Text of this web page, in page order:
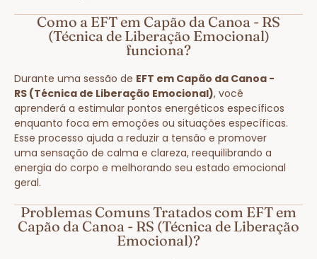
Como a EFT em Capão da Canoa - RS
(Técnica de Liberação Emocional)
funciona?
Durante uma sessão de EFT em Capão da Canoa -
RS (Técnica de Liberação Emocional), você
aprenderá a estimular pontos energéticos específicos
enquanto foca em emoções ou situações específicas.
Esse processo ajuda a reduzir a tensão e promover
uma sensação de calma e clareza, reequilibrando a
energia do corpo e melhorando seu estado emocional
geral.
Problemas Comuns Tratados com EFT em
Capão da Canoa - RS (Técnica de Liberação
Emocional)?